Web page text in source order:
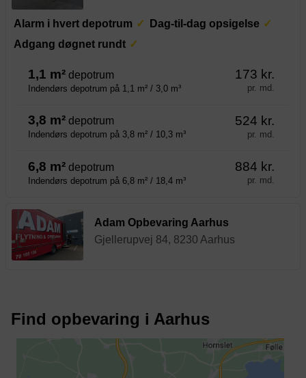
Alarm i hvert depotrum
Dag-til-dag opsigelse
Adgang døgnet rundt
1,1 m² depotrum
Indendørs depotrum på 1,1 m² / 3,0 m³
173 kr.
pr. md.
3,8 m² depotrum
Indendørs depotrum på 3,8 m² / 10,3 m³
524 kr.
pr. md.
6,8 m² depotrum
Indendørs depotrum på 6,8 m² / 18,4 m³
884 kr.
pr. md.
Adam Opbevaring Aarhus
Gjellerupvej 84, 8230 Aarhus
Find opbevaring i Aarhus